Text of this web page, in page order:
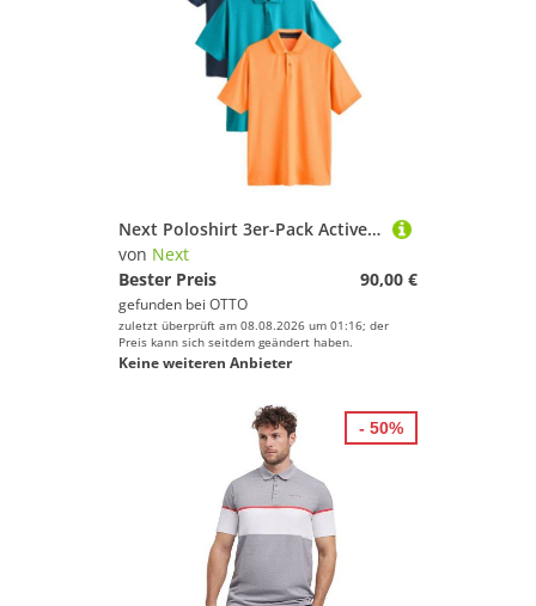
Next Poloshirt 3er-Pack Active Golf Mesh-Poloshirts (3-tlg)
von Next
Bester Preis
90,00 €
gefunden bei OTTO
zuletzt überprüft am 08.08.2026 um 01:16; der
Preis kann sich seitdem geändert haben.
Keine weiteren Anbieter
- 50%